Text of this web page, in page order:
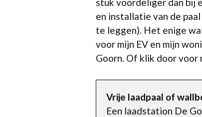
en installatie van de
te leggen). Het enige
voor mijn EV en mijn
Goorn. Of klik door
Vrije laadpaal of
Een laadstation De